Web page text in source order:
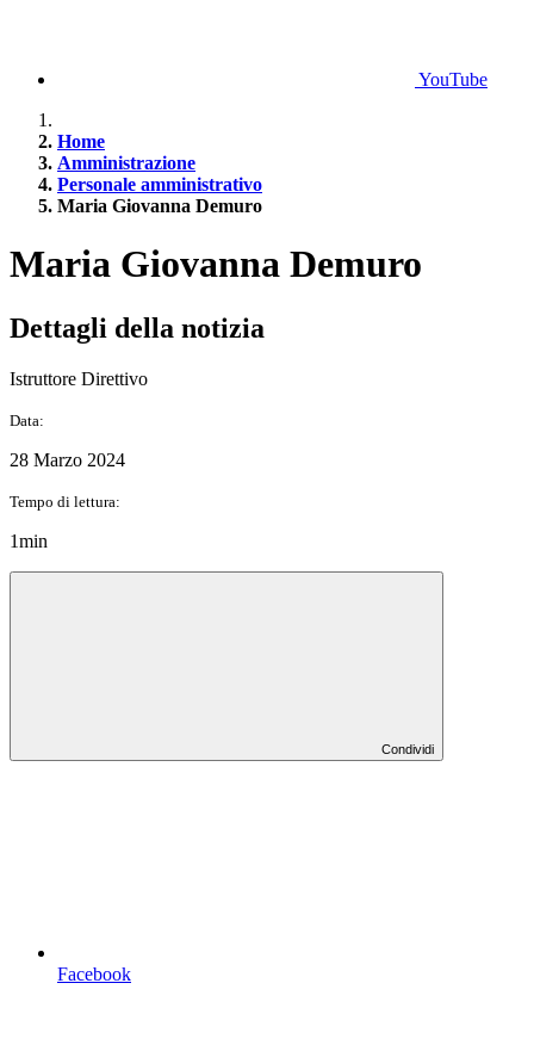
YouTube
Home
Amministrazione
Personale amministrativo
Maria Giovanna Demuro
Maria Giovanna Demuro
Dettagli della notizia
Istruttore Direttivo
Data:
28 Marzo 2024
Tempo di lettura:
1min
Condividi
Facebook